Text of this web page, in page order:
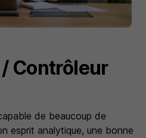
Contrôleur
de beaucoup de
esprit analytique, une bonne